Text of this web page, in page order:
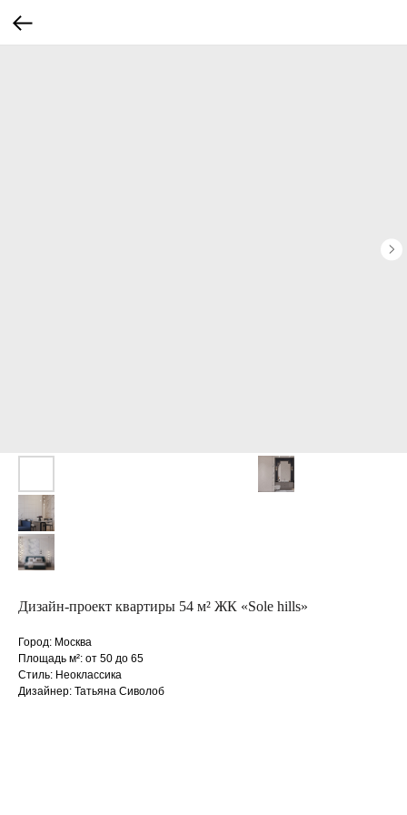
Дизайн-проект квартиры 54 м² ЖК «Sole hills»
Город: Москва
Площадь м²: от 50 до 65
Стиль: Неоклассика
Дизайнер: Татьяна Сиволоб